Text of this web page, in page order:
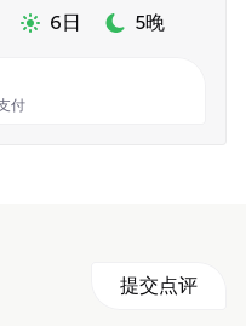
6日 5晚
付
提交点评